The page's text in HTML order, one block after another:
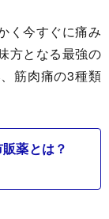
く今すぐに痛み
方となる最強の
筋肉痛の3種類
薬とは？